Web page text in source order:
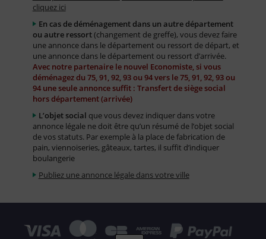
cliquez ici
En cas de déménagement dans un autre département
ou autre ressort(changement de greffe), vous devez faire
une annonce dans le département ou ressort de départ, et
une annonce dans le département ou ressort d’arrivée.
Avec notre partenaire le nouvel Economiste, si vous
déménagez du 75, 91, 92, 93 ou 94 vers le 75, 91, 92, 93 ou
94 une seule annonce suffit : Transfert de siège social
hors département (arrivée)
L’objet social que vous devez indiquer dans votre
annonce légale ne doit être qu’un résumé de l’objet social
de vos statuts. Par exemple à la place de fabrication de
pain, viennoiseries, gâteaux, tartes, il suffit d’indiquer
boulangerie
Publiez une annonce légale dans votre ville